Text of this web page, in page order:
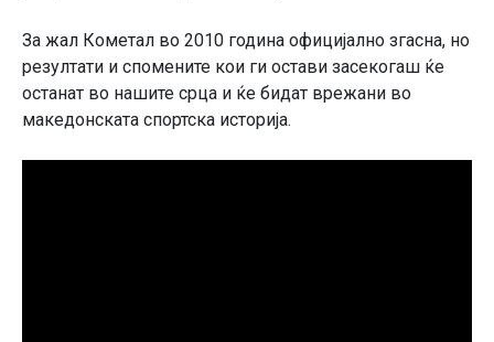
За жал Кометал во 2010 година официјално згасна, но
резултати и спомените кои ги остави засекогаш ќе
останат во нашите срца и ќе бидат врежани во
македонската спортска историја.